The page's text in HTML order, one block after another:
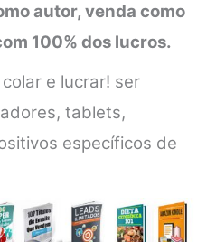
autor, venda como
100% dos lucros.
e lucrar! ser
tablets,
específicos de